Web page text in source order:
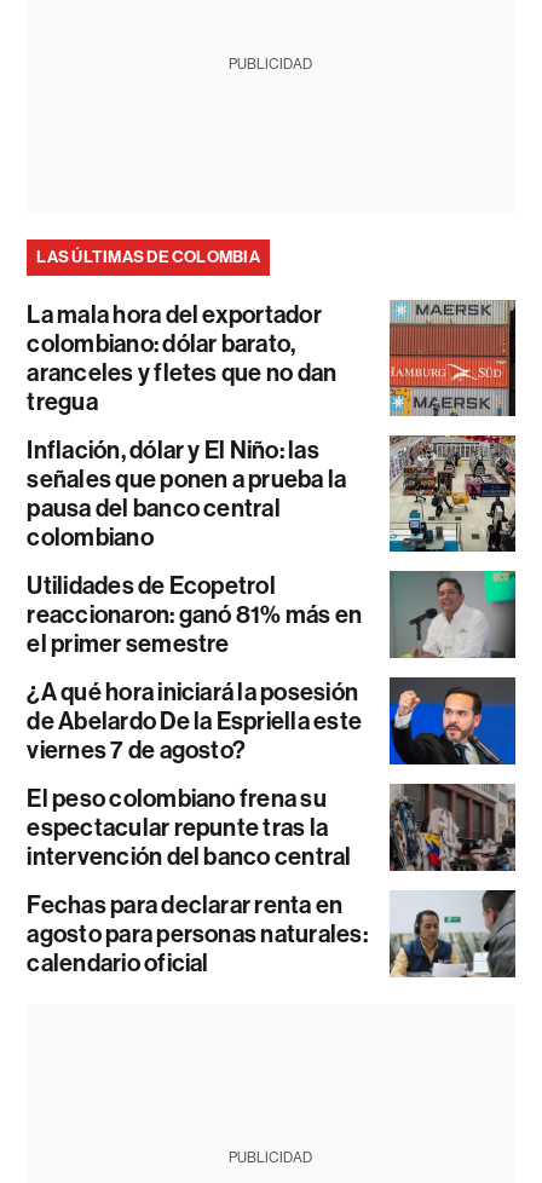
PUBLICIDAD
LAS ÚLTIMAS DE COLOMBIA
La mala hora del exportador
colombiano: dólar barato,
aranceles y fletes que no dan
tregua
Inflación, dólar y El Niño: las
señales que ponen a prueba la
pausa del banco central
colombiano
Utilidades de Ecopetrol
reaccionaron: ganó 81% más en
el primer semestre
¿A qué hora iniciará la posesión
de Abelardo De la Espriella este
viernes 7 de agosto?
El peso colombiano frena su
espectacular repunte tras la
intervención del banco central
Fechas para declarar renta en
agosto para personas naturales:
calendario oficial
PUBLICIDAD